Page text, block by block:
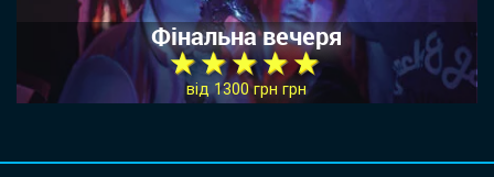
Фінальна вечеря
★ ★ ★ ★ ★
від 1300 грн грн